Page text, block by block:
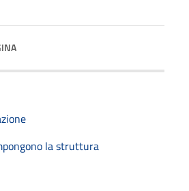
la struttura